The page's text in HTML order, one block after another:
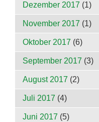
Dezember 2017 (1)
November 2017 (1)
Oktober 2017 (6)
September 2017 (3)
August 2017 (2)
Juli 2017 (4)
Juni 2017 (5)